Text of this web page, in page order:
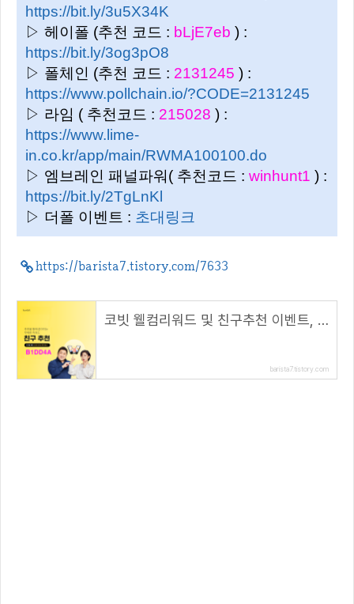
https://bit.ly/3u5X34K
▷ 헤이폴 (추천 코드 : bLjE7eb ) :
https://bit.ly/3og3pO8
▷ 폴체인 (추천 코드 : 2131245 ) :
https://www.pollchain.io/?CODE=2131245
▷ 라임 ( 추천코드 : 215028 ) :
https://www.lime-
in.co.kr/app/main/RWMA100100.do
▷ 엠브레인 패널파워( 추천코드 : winhunt1 ) :
https://bit.ly/2TgLnKl
▷ 더폴 이벤트 : 초대링크
https://barista7.tistory.com/7633
코빗 웰컴리워드 및 친구추천 이벤트, 리워드 5000원!( 추천 코드 : B1DD4A )
barista7.tistory.com